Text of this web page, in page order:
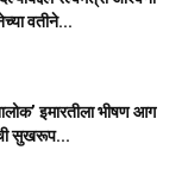
वतीने...
इमारतीला भीषण आग
सुखरूप...